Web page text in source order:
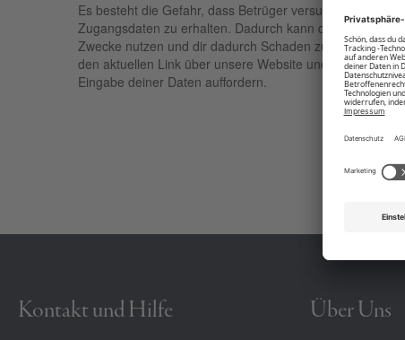
Es besteht die Gefahr, dass Betrüger versuchen, über
Zugangsdaten zu erhalten. Dadurch kann der Empfänger
Zwecke nutzen und dir dadurch Schaden zufügen.
den aktuellen Link über unsere Website und sei kritisch
Eingabe deiner Daten auffordern.
Kontakt und Hilfe Über Uns